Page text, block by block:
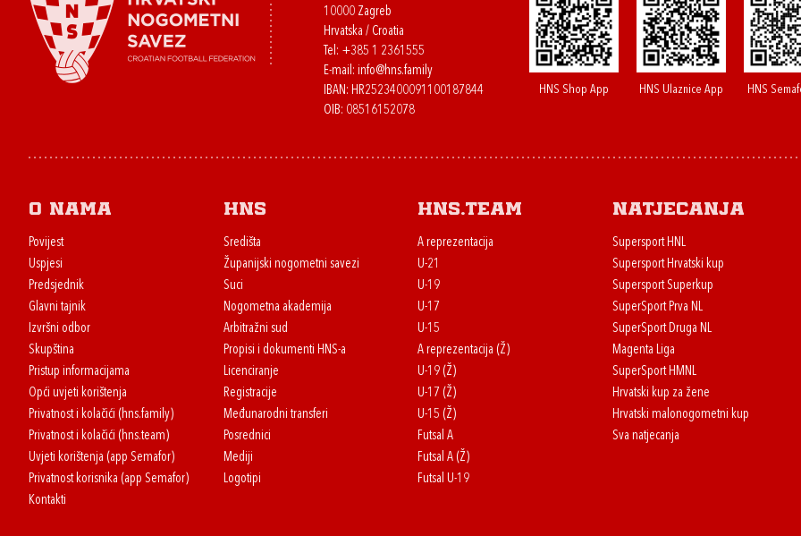
10000 Zagreb
Hrvatska / Croatia
Tel: +385 1 2361555
E-mail: info@hns.family
IBAN: HR2523400091100187844
OIB: 08516152078
HNS Shop App HNS Ulaznice App HNS
O nama
Povijest
Uspjesi
Predsjednik
Glavni tajnik
Izvršni odbor
Skupština
Pristup informacijama
Opći uvjeti korištenja
Privatnost i kolačići (hns.family)
Privatnost i kolačići (hns.team)
Uvjeti korištenja (app Semafor)
Privatnost korisnika (app Semafor)
Kontakti
HNS
Središta
Županijski nogometni savezi
Suci
Nogometna akademija
Arbitražni sud
Propisi i dokumenti HNS-a
Licenciranje
Registracije
Međunarodni transferi
Posrednici
Mediji
Logotipi
HNS.team
A reprezentacija
U-21
U-19
U-17
U-15
A reprezentacija (Ž)
U-19 (Ž)
U-17 (Ž)
U-15 (Ž)
Futsal A
Futsal A (Ž)
Futsal U-19
Natjecanja
Supersport HNL
Supersport Hrvatski kup
Supersport Superkup
SuperSport Prva NL
SuperSport Druga NL
Magenta Liga
SuperSport HMNL
Hrvatski kup za žene
Hrvatski malonogometni kup
Sva natjecanja